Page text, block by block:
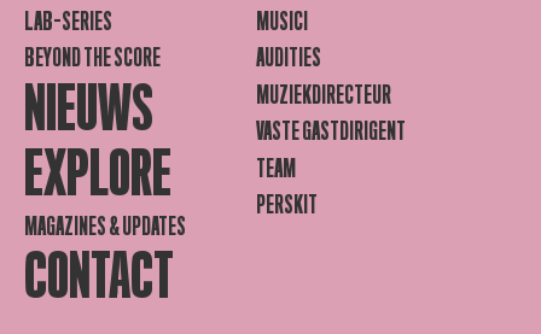
LAB-SERIES
BEYOND THE SCORE
NIEUWS
EXPLORE
MAGAZINES & UPDATES
CONTACT
MUSICI
AUDITIES
MUZIEKDIRECTEUR
VASTE GASTDIRIGENT
TEAM
PERSKIT